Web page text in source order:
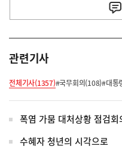
관련기사
전체기사(1357)#국무회의(108)#대통
폭염 가뭄 대처상황 점검회
수혜자 청년의 시각으로